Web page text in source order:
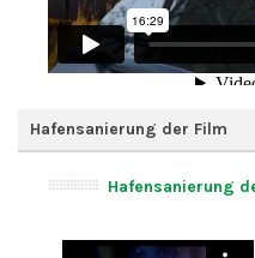
Hafensanierung der Film
Hafensanierung